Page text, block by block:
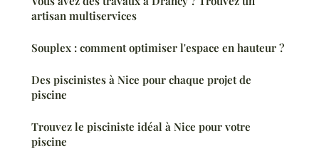
artisan multiservices
Souplex : comment optimiser l'espace en hauteur ?
Des piscinistes à Nice pour chaque projet de
piscine
Trouvez le pisciniste idéal à Nice pour votre
piscine